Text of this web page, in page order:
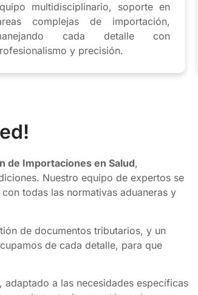
multidisciplinario, soporte en
complejas de importación,
cada detalle con
y precisión.
de Importaciones en Salud,
Nuestro equipo de expertos se
todas las normativas aduaneras y
de documentos tributarios, y un
de cada detalle, para que
a las necesidades específicas